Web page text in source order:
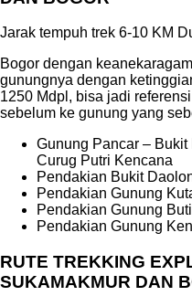
Jarak tempuh trek 6-10 KM
Bogor dengan
gunungnya dengan
1250 Mdpl, bisa jadi
sebelum ke gunung yang
Gunung Pancar –
Curug Putri Kencana
Pendakian Bukit
Pendakian Gunung
Pendakian Gunung
Pendakian Gunung
RUTE TREKKING
SUKAMAKMUR DAN